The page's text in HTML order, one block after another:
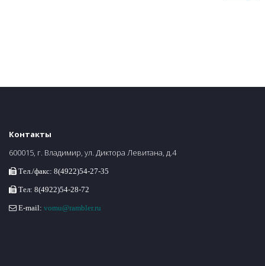
Контакты
600015, г. Владимир, ул. Диктора Левитана, д.4
Тел./факс: 8(4922)54-27-35
Тел: 8(4922)54-28-72
E-mail: vomu@rambler.ru